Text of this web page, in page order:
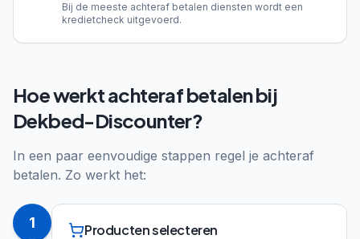
Bij de meeste achteraf betalen diensten wordt een
kredietcheck uitgevoerd.
Hoe werkt achteraf betalen bij
Dekbed-Discounter?
In een paar eenvoudige stappen regel je achteraf
betalen. Zo werkt het:
1 Producten selecteren